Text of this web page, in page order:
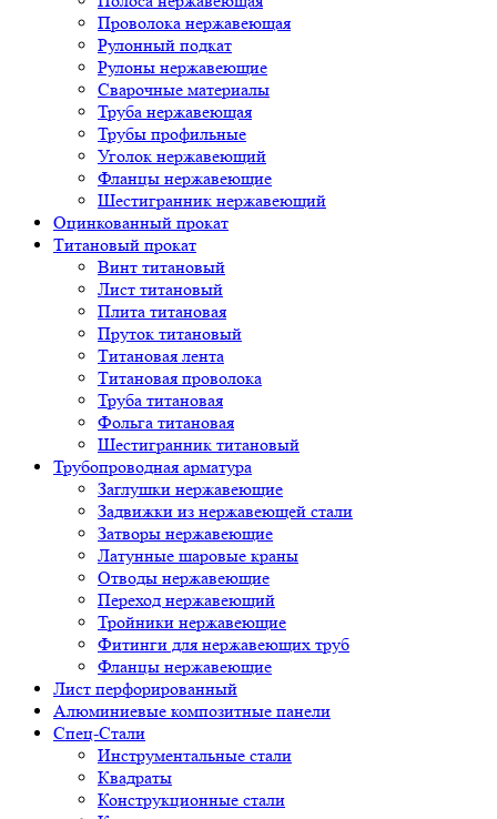
Проволока нержавеющая
Рулонный подкат
Рулоны нержавеющие
Сварочные материалы
Труба нержавеющая
Трубы профильные
Уголок нержавеющий
Фланцы нержавеющие
Шестигранник нержавеющий
Оцинкованный прокат
Титановый прокат
Винт титановый
Лист титановый
Плита титановая
Пруток титановый
Титановая лента
Титановая проволока
Труба титановая
Фольга титановая
Шестигранник титановый
Трубопроводная арматура
Заглушки нержавеющие
Задвижки из нержавеющей стали
Затворы нержавеющие
Латунные шаровые краны
Отводы нержавеющие
Переход нержавеющий
Тройники нержавеющие
Фитинги для нержавеющих труб
Фланцы нержавеющие
Лист перфорированный
Алюминиевые композитные панели
Спец-Стали
Инструментальные стали
Квадраты
Конструкционные стали